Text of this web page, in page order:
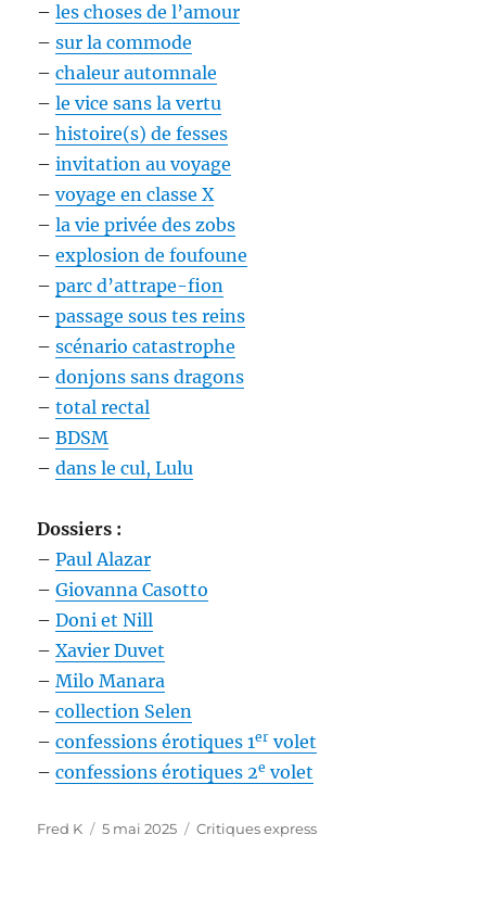
–les choses de l’amour
–sur la commode
–chaleur automnale
–le vice sans la vertu
–histoire(s) de fesses
–invitation au voyage
–voyage en classe X
–la vie privée des zobs
–explosion de foufoune
–parc d’attrape-fion
–passage sous tes reins
–scénario catastrophe
–donjons sans dragons
–total rectal
–BDSM
–dans le cul, Lulu
Dossiers :
–Paul Alazar
–Giovanna Casotto
–Doni et Nill
–Xavier Duvet
–Milo Manara
–collection Selen
–confessions érotiques 1er volet
–confessions érotiques 2e volet
Auteur
Fred K
Publié
5 mai 2025 Catégories
Critiques express